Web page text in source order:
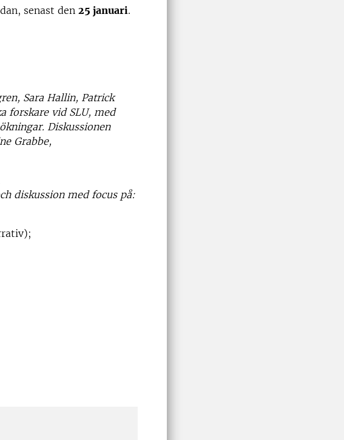
senast den 25 januari.
Sara Hallin, Patrick
forskare vid SLU, med
Diskussionen
Grabbe,
diskussion med focus på: